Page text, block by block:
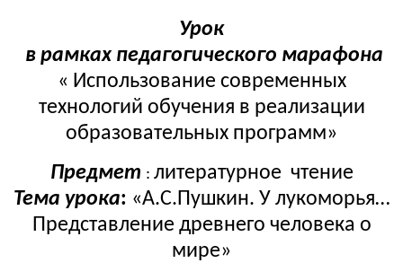
Урок
в рамках педагогического марафона
« Использование современных
технологий обучения в реализации
образовательных программ»
Предмет : литературное чтение
Тема урока: «А.С.Пушкин. У лукоморья…
Представление древнего человека о
мире»